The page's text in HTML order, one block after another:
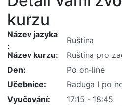
kurzu
Název jazyka
Název kurzu
Den
Učebnice
Vyučování